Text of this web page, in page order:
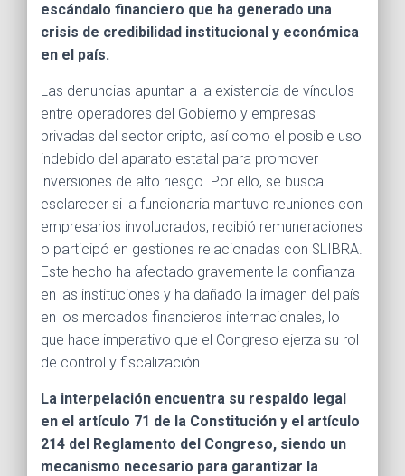
escándalo financiero que ha generado una
crisis de credibilidad institucional y económica
en el país.
Las denuncias apuntan a la existencia de vínculos
entre operadores del Gobierno y empresas
privadas del sector cripto, así como el posible uso
indebido del aparato estatal para promover
inversiones de alto riesgo. Por ello, se busca
esclarecer si la funcionaria mantuvo reuniones con
empresarios involucrados, recibió remuneraciones
o participó en gestiones relacionadas con $LIBRA.
Este hecho ha afectado gravemente la confianza
en las instituciones y ha dañado la imagen del país
en los mercados financieros internacionales, lo
que hace imperativo que el Congreso ejerza su rol
de control y fiscalización.
La interpelación encuentra su respaldo legal
en el artículo 71 de la Constitución y el artículo
214 del Reglamento del Congreso, siendo un
mecanismo necesario para garantizar la